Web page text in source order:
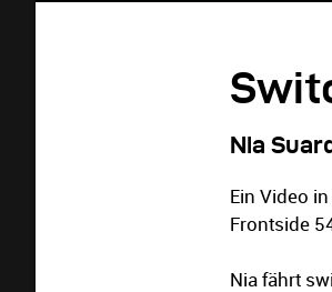
Nia
Ein Video
Frontside
Nia fährt